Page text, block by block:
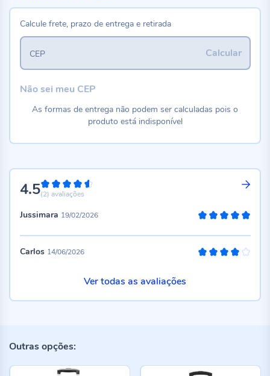
4.590%
(2) avaliações
Jussimara 19/02/2026
Carlos 14/06/2026
Ver todas as avaliações
Calcule frete, prazo de entrega e retirada
Calcular
CEP
Não sei meu CEP
As formas de entrega não podem ser calculadas pois o
produto está indisponível
Outras opções: